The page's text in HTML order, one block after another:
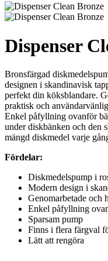
Dispenser
Bronsfärgad
designen i skandinavisk
perfekt din köksblandare.
praktisk och
Enkel påfyllning ovanför
under diskbänken och den
mängd diskmedel varje
Fördelar:
Diskmedelspump i
Modern design i
Genomarbetade och
Enkel påfyllning
Sparsam pump
Finns i flera färgval
Lätt att rengöra